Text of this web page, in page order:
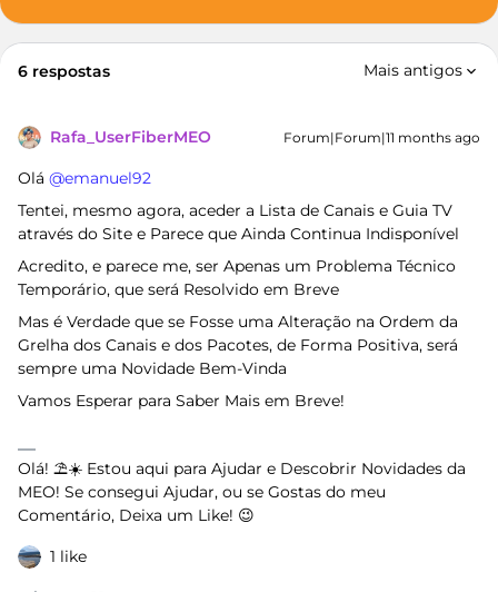
6 respostas Mais antigos
Rafa_UserFiberMEO Forum|Forum|11 months ago
Olá ​ @emanuel92
Tentei, mesmo agora, aceder a Lista de Canais e Guia TV
através do Site e Parece que Ainda Continua Indisponível
Acredito, e parece me, ser Apenas um Problema Técnico
Temporário, que será Resolvido em Breve
Mas é Verdade que se Fosse uma Alteração na Ordem da
Grelha dos Canais e dos Pacotes, de Forma Positiva, será
sempre uma Novidade Bem-Vinda
Vamos Esperar para Saber Mais em Breve!
Olá! ⛱️☀️ Estou aqui para Ajudar e Descobrir Novidades da
MEO! Se consegui Ajudar, ou se Gostas do meu
Comentário, Deixa um Like! 😉
1 like